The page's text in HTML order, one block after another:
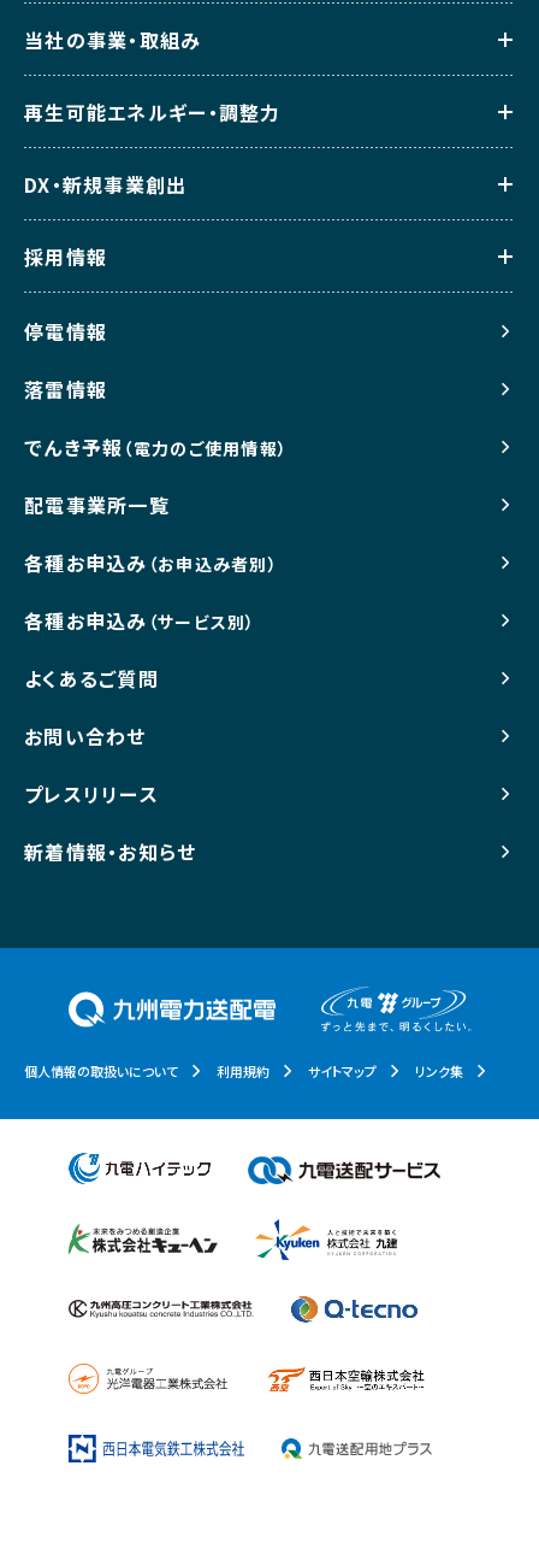
当社の事業・取組み
再生可能エネルギー・調整力
DX・新規事業創出
採用情報
停電情報
落雷情報
でんき予報 （電力のご使用情報）
配電事業所一覧
各種お申込み （お申込み者別）
各種お申込み （サービス別）
よくあるご質問
お問い合わせ
プレスリリース
新着情報・お知らせ
個人情報の取扱いについて 利用規約 サイトマップ リンク集